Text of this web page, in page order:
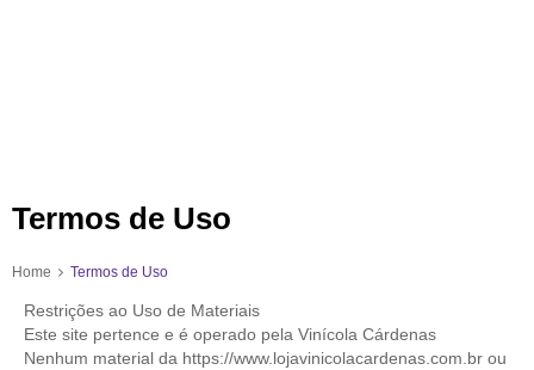
Termos de Uso
Home Termos de Uso
Restrições ao Uso de Materiais
Este site pertence e é operado pela Vinícola Cárdenas
Nenhum material da https://www.lojavinicolacardenas.com.br ou